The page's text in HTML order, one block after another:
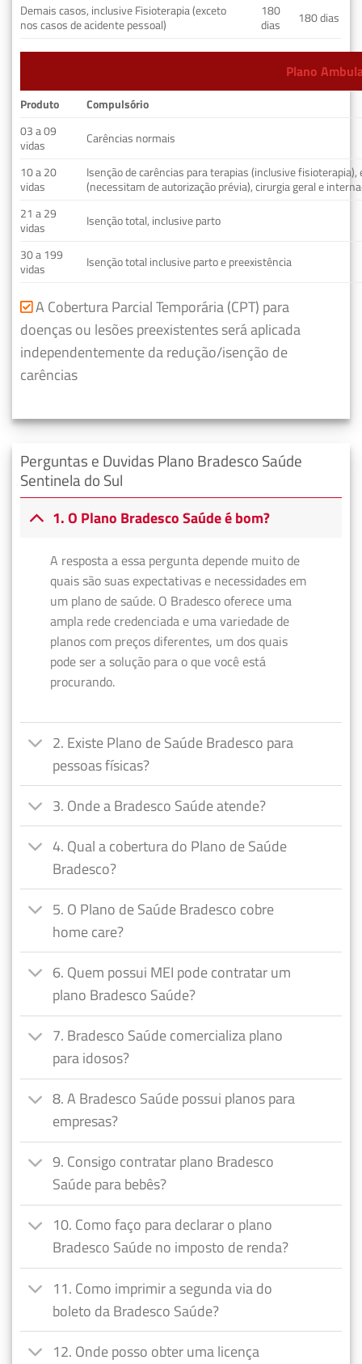
Demais casos, inclusive Fisioterapia (exceto
nos casos de acidente pessoal)
180
dias
180 dias
Plano
Produto
Compulsório
03 a 09
vidas
Carências normais
10 a 20
vidas
Isenção de carências para terapias (inclusive fisioterapia),
(necessitam de autorização prévia), cirurgia geral e
21 a 29
vidas
Isenção total, inclusive parto
30 a 199
vidas
Isenção total inclusive parto e preexistência
A Cobertura Parcial Temporária (CPT) para
doenças ou lesões preexistentes será aplicada
independentemente da redução/isenção de
carências
Perguntas e Duvidas Plano Bradesco Saúde
Sentinela do Sul
1. O Plano Bradesco Saúde é bom?
A resposta a essa pergunta depende muito de
quais são suas expectativas e necessidades em
um plano de saúde. O Bradesco oferece uma
ampla rede credenciada e uma variedade de
planos com preços diferentes, um dos quais
pode ser a solução para o que você está
procurando.
2. Existe Plano de Saúde Bradesco para
pessoas físicas?
3. Onde a Bradesco Saúde atende?
4. Qual a cobertura do Plano de Saúde
Bradesco?
5. O Plano de Saúde Bradesco cobre
home care?
6. Quem possui MEI pode contratar um
plano Bradesco Saúde?
7. Bradesco Saúde comercializa plano
para idosos?
8. A Bradesco Saúde possui planos para
empresas?
9. Consigo contratar plano Bradesco
Saúde para bebês?
10. Como faço para declarar o plano
Bradesco Saúde no imposto de renda?
11. Como imprimir a segunda via do
boleto da Bradesco Saúde?
12. Onde posso obter uma licença